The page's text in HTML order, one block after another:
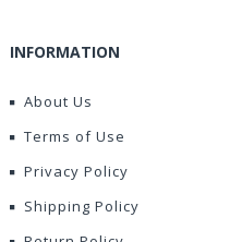
INFORMATION
About Us
Terms of Use
Privacy Policy
Shipping Policy